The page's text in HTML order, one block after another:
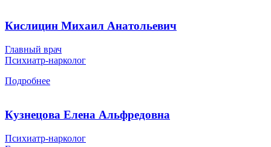
Кислицин Михаил Анатольевич
Главный врач
Психиатр-нарколог
Подробнее
Кузнецова Елена Альфредовна
Психиатр-нарколог